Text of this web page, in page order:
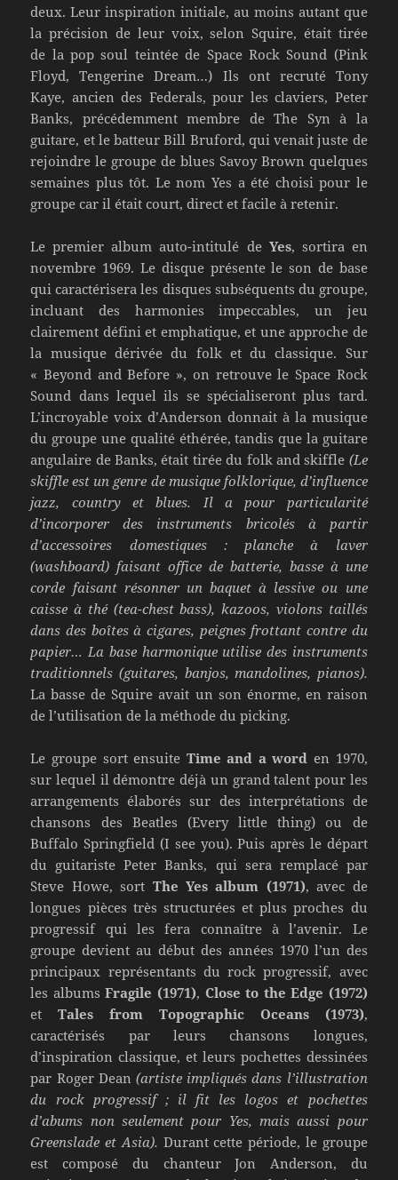
deux. Leur inspiration initiale, au moins autant que
la précision de leur voix, selon Squire, était tirée
de la pop soul teintée de Space Rock Sound (Pink
Floyd, Tengerine Dream…) Ils ont recruté Tony
Kaye, ancien des Federals, pour les claviers, Peter
Banks, précédemment membre de The Syn à la
guitare, et le batteur Bill Bruford, qui venait juste de
rejoindre le groupe de blues Savoy Brown quelques
semaines plus tôt. Le nom Yes a été choisi pour le
groupe car il était court, direct et facile à retenir.
Le premier album auto-intitulé de Yes, sortira en
novembre 1969. Le disque présente le son de base
qui caractérisera les disques subséquents du groupe,
incluant des harmonies impeccables, un jeu
clairement défini et emphatique, et une approche de
la musique dérivée du folk et du classique. Sur
« Beyond and Before », on retrouve le Space Rock
Sound dans lequel ils se spécialiseront plus tard.
L’incroyable voix d’Anderson donnait à la musique
du groupe une qualité éthérée, tandis que la guitare
angulaire de Banks, était tirée du folk and skiffle (Le
skiffle est un genre de musique folklorique, d’influence
jazz, country et blues. Il a pour particularité
d’incorporer des instruments bricolés à partir
d’accessoires domestiques : planche à laver
(washboard) faisant office de batterie, basse à une
corde faisant résonner un baquet à lessive ou une
caisse à thé (tea-chest bass), kazoos, violons taillés
dans des boîtes à cigares, peignes frottant contre du
papier… La base harmonique utilise des instruments
traditionnels (guitares, banjos, mandolines, pianos).
La basse de Squire avait un son énorme, en raison
de l’utilisation de la méthode du picking.
Le groupe sort ensuite Time and a word en 1970,
sur lequel il démontre déjà un grand talent pour les
arrangements élaborés sur des interprétations de
chansons des Beatles (Every little thing) ou de
Buffalo Springfield (I see you). Puis après le départ
du guitariste Peter Banks, qui sera remplacé par
Steve Howe, sort The Yes album (1971), avec de
longues pièces très structurées et plus proches du
progressif qui les fera connaître à l’avenir. Le
groupe devient au début des années 1970 l’un des
principaux représentants du rock progressif, avec
les albumsFragile (1971), Close to the Edge (1972)
etTales from Topographic Oceans (1973),
caractérisés par leurs chansons longues,
d’inspiration classique, et leurs pochettes dessinées
par Roger Dean (artiste impliqués dans l’illustration
du rock progressif ; il fit les logos et pochettes
d’abums non seulement pour Yes, mais aussi pour
Greenslade et Asia). Durant cette période, le groupe
est composé du chanteur Jon Anderson, du